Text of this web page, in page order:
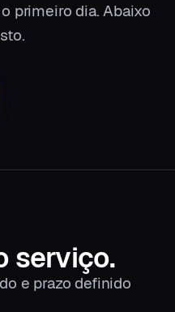
primeiro dia. Abaixo
serviço.
e prazo definido